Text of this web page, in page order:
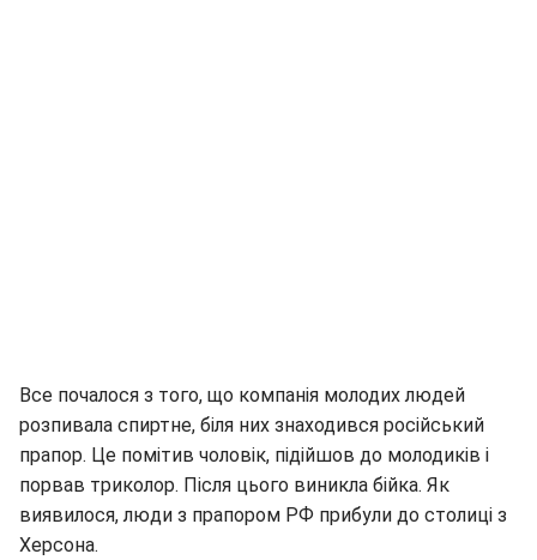
Все почалося з того, що компанія молодих людей
розпивала спиртне, біля них знаходився російський
прапор. Це помітив чоловік, підійшов до молодиків і
порвав триколор. Після цього виникла бійка. Як
виявилося, люди з прапором РФ прибули до столиці з
Херсона.